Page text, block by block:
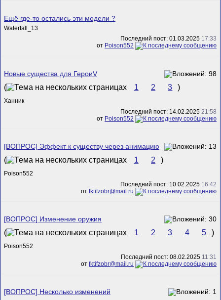
Ещё где-то остались эти модели ?
Waterfall_13
Последний пост: 01.03.2025 17:33
от Poison552
Новые существа для ГероиV
( 1 2 3 )
Ханник
Последний пост: 14.02.2025 21:58
от Poison552
[ВОПРОС] Эффект к существу через анимацию
( 1 2 )
Poison552
Последний пост: 10.02.2025 16:42
от fktifzobr@mail.ru
[ВОПРОС] Изменение оружия
( 1 2 3 4 5 )
Poison552
Последний пост: 08.02.2025 11:31
от fktifzobr@mail.ru
[ВОПРОС] Несколько изменений